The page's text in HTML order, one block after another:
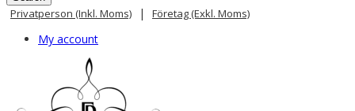
Privatperson (inkl. Moms) | Företag (exkl. Moms)
My account